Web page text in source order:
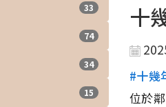
33
74
34
15
十
#十幾
位於